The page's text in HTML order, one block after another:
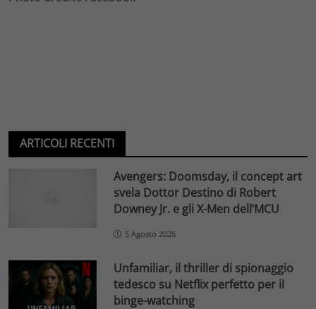
ARTICOLI RECENTI
Avengers: Doomsday, il concept art
svela Dottor Destino di Robert
Downey Jr. e gli X-Men dell’MCU
5 Agosto 2026
Unfamiliar, il thriller di spionaggio
tedesco su Netflix perfetto per il
binge-watching